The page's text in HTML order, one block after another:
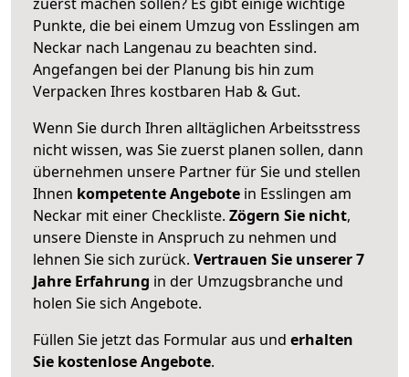
Punkte, die bei einem Umzug von Esslingen am
Neckar nach Langenau zu beachten sind.
Angefangen bei der Planung bis hin zum
Verpacken Ihres kostbaren Hab & Gut.
Wenn Sie durch Ihren alltäglichen Arbeitsstress
nicht wissen, was Sie zuerst planen sollen, dann
übernehmen unsere Partner für Sie und stellen
Ihnen kompetente Angebote in Esslingen am
Neckar mit einer Checkliste. Zögern Sie nicht,
unsere Dienste in Anspruch zu nehmen und
lehnen Sie sich zurück. Vertrauen Sie unserer 7
Jahre Erfahrung in der Umzugsbranche und
holen Sie sich Angebote.
Füllen Sie jetzt das Formular aus und erhalten
Sie kostenlose Angebote.